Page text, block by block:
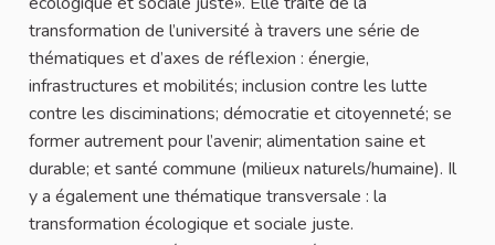
transformation de l’université à travers une série de
thématiques et d’axes de réflexion : énergie,
infrastructures et mobilités; inclusion contre les lutte
contre les disciminations; démocratie et citoyenneté; se
former autrement pour l’avenir; alimentation saine et
durable; et santé commune (milieux naturels/humaine). Il
y a également une thématique transversale : la
transformation écologique et sociale juste.